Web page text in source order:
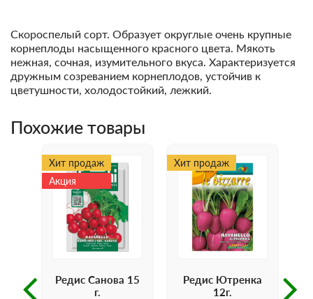
Скороспелый сорт. Образует округлые очень крупные
корнеплоды насыщенного красного цвета. Мякоть
нежная, сочная, изумительного вкуса. Характеризуется
дружным созреванием корнеплодов, устойчив к
цветушности, холодостойкий, лежкий.
Похожие товары
Хит продаж
Акция
Редис Санова 15
г.
Хит продаж
Редис Ютренка
12г.